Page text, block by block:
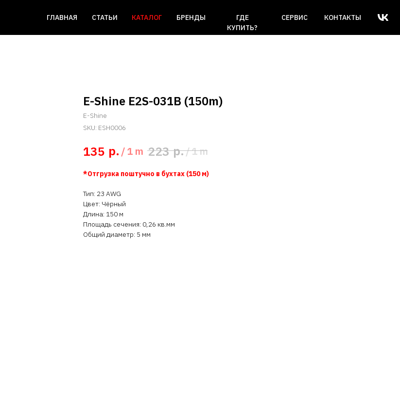
ГЛАВНАЯ СТАТЬИ КАТАЛОГ БРЕНДЫ СЕРВИС КОНТАКТЫ
ГДЕ
КУПИТЬ?
E-Shine E2S-031B (150m)
E-Shine
SKU: ESH0006
135 р. /1 m 223 р./1 m
*Отгрузка поштучно в бухтах (150 м)
Тип: 23 AWG
Цвет: Чёрный
Длина: 150 м
Площадь сечения: 0,26 кв.мм
Общий диаметр: 5 мм